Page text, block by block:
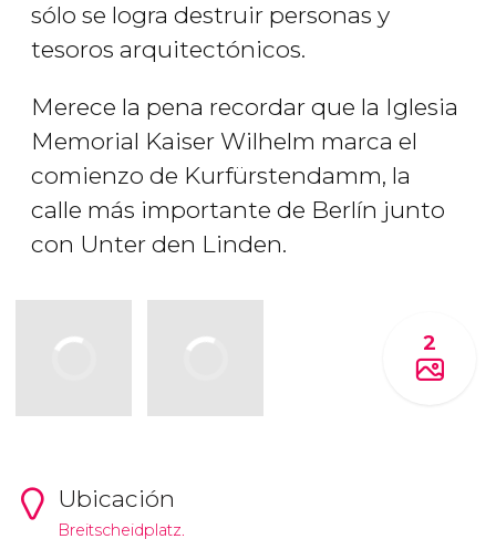
sólo se logra destruir personas y
tesoros arquitectónicos.
Merece la pena recordar que la Iglesia
Memorial Kaiser Wilhelm marca el
comienzo de Kurfürstendamm, la
calle más importante de Berlín junto
con Unter den Linden.
2
Ubicación
Breitscheidplatz.